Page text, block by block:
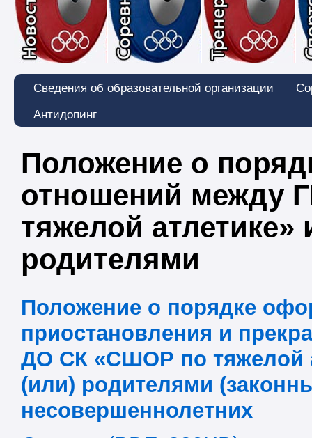
Сведения об образовательной организации
Антидопинг
Положение о
отношений между
тяжелой
родителями
Положение о порядке
приостановления и
ДО СК «СШОР по тяжелой
(или) родителями
несовершеннолетних